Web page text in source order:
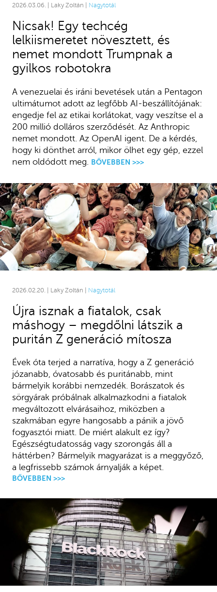
2026.03.06. | Laky Zoltán | Nagytotál
Nicsak! Egy techcég
lelkiismeretet növesztett, és
nemet mondott Trumpnak a
gyilkos robotokra
A venezuelai és iráni bevetések után a Pentagon
ultimátumot adott az legfőbb AI-beszállítójának:
engedje fel az etikai korlátokat, vagy veszítse el a
200 millió dolláros szerződését. Az Anthropic
nemet mondott. Az OpenAI igent. De a kérdés,
hogy ki dönthet arról, mikor ölhet egy gép, ezzel
nem oldódott meg.
BŐVEBBEN >>>
2026.02.20. | Laky Zoltán | Nagytotál
Újra isznak a fiatalok, csak
máshogy – megdőlni látszik a
puritán Z generáció mítosza
Évek óta terjed a narratíva, hogy a Z generáció
józanabb, óvatosabb és puritánabb, mint
bármelyik korábbi nemzedék. Borászatok és
sörgyárak próbálnak alkalmazkodni a fiatalok
megváltozott elvárásaihoz, miközben a
szakmában egyre hangosabb a pánik a jövő
fogyasztói miatt. De miért alakult ez így?
Egészségtudatosság vagy szorongás áll a
háttérben? Bármelyik magyarázat is a meggyőző,
a legfrissebb számok árnyalják a képet.
BŐVEBBEN >>>